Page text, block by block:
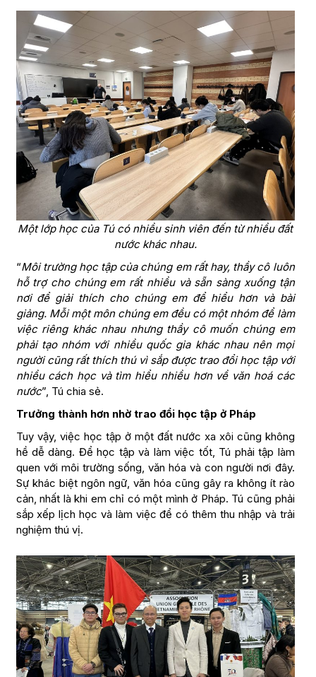
Một lớp học của Tú có nhiều sinh viên đến từ nhiều đất
nước khác nhau.
“Môi trường học tập của chúng em rất hay, thầy cô luôn
hỗ trợ cho chúng em rất nhiều và sẵn sàng xuống tận
nơi để giải thích cho chúng em để hiểu hơn và bài
giảng. Mỗi một môn chúng em đều có một nhóm để làm
việc riêng khác nhau nhưng thầy cô muốn chúng em
phải tạo nhóm với nhiều quốc gia khác nhau nên mọi
người cũng rất thích thú vì sắp được trao đổi học tập với
nhiều cách học và tìm hiểu nhiều hơn về văn hoá các
nước”, Tú chia sẻ.
Trưởng thành hơn nhờ trao đổi học tập ở Pháp
Tuy vậy, việc học tập ở một đất nước xa xôi cũng không
hề dễ dàng. Để học tập và làm việc tốt, Tú phải tập làm
quen với môi trường sống, văn hóa và con người nơi đây.
Sự khác biệt ngôn ngữ, văn hóa cũng gây ra không ít rào
cản, nhất là khi em chỉ có một mình ở Pháp. Tú cũng phải
sắp xếp lịch học và làm việc để có thêm thu nhập và trải
nghiệm thú vị.